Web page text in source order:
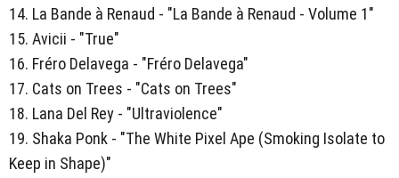
14. La Bande à Renaud - "La Bande à Renaud - Volume 1"
15. Avicii - "True"
16. Fréro Delavega - "Fréro Delavega"
17. Cats on Trees - "Cats on Trees"
18. Lana Del Rey - "Ultraviolence"
19. Shaka Ponk - "The White Pixel Ape (Smoking Isolate to
Keep in Shape)"